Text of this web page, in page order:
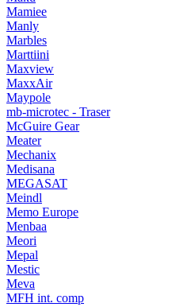
Mamiee
Manly
Marbles
Marttiini
Maxview
MaxxAir
Maypole
mb-microtec - Traser
McGuire Gear
Meater
Mechanix
Medisana
MEGASAT
Meindl
Memo Europe
Menbaa
Meori
Mepal
Mestic
Meva
MFH int. comp